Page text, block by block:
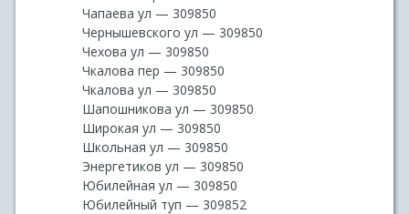
Чапаева ул — 309850
Чернышевского ул — 309850
Чехова ул — 309850
Чкалова пер — 309850
Чкалова ул — 309850
Шапошникова ул — 309850
Широкая ул — 309850
Школьная ул — 309850
Энергетиков ул — 309850
Юбилейная ул — 309850
Юбилейный туп — 309852